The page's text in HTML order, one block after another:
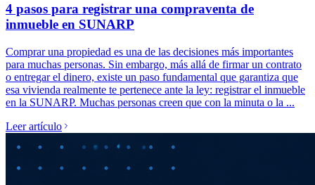
4 pasos para registrar una compraventa de
inmueble en SUNARP
Comprar una propiedad es una de las decisiones más importantes
para muchas personas. Sin embargo, más allá de firmar un contrato
o entregar el dinero, existe un paso fundamental que garantiza que
esa vivienda realmente te pertenece ante la ley: registrar el inmueble
en la SUNARP. Muchas personas creen que con la minuta o la ...
Leer artículo